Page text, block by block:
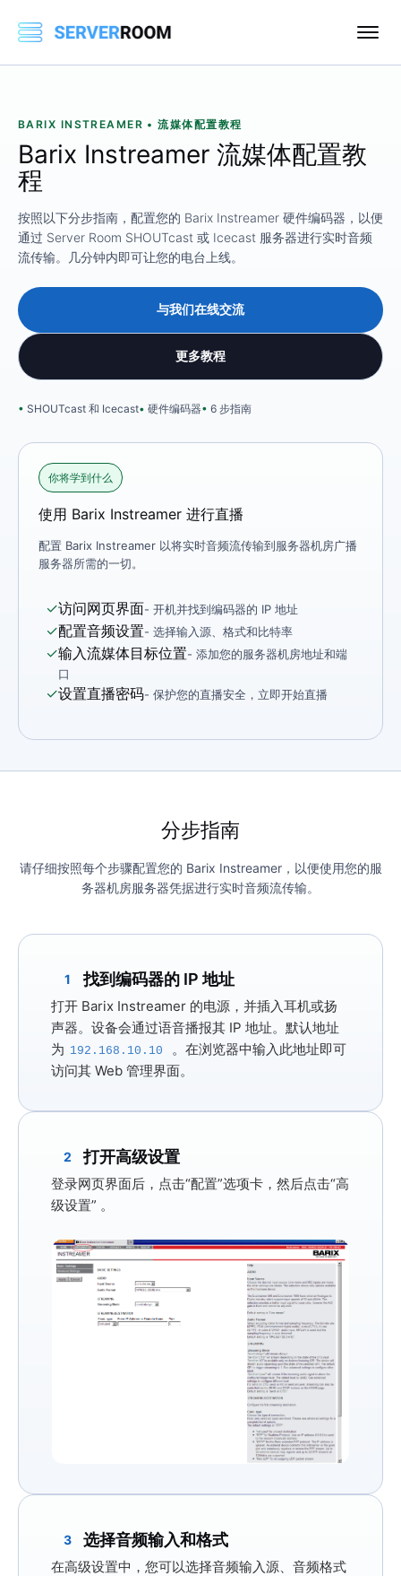
BARIX INSTREAMER • 流媒体配置教程
Barix Instreamer 流媒体配置教
程
按照以下分步指南，配置您的 Barix Instreamer 硬件编码器，以便
通过 Server Room SHOUTcast 或 Icecast 服务器进行实时音频
流传输。几分钟内即可让您的电台上线。
与我们在线交流
更多教程
SHOUTcast 和 Icecast 硬件编码器 6 步指南
你将学到什么
使用 Barix Instreamer 进行直播
配置 Barix Instreamer 以将实时音频流传输到服务器机房广播
服​​务器所需的一切。
✓访问网页界面- 开机并找到编码器的 IP 地址
✓配置音频设置- 选择输入源、格式和比特率
✓输入流媒体目标位置- 添加您的服务器机房地址和端
口
✓设置直播密码- 保护您的直播安全，立即开始直播
分步指南
请仔细按照每个步骤配置您的 Barix Instreamer，以便使用您的服
务器机房服务器凭据进行实时音频流传输。
1 找到编码器的 IP 地址
打开 Barix Instreamer 的电源，并插入耳机或扬
声器。设备会通过语音播报其 IP 地址。默认地址
为 192.168.10.10
。在浏览器中输入此地址即可
访问其 Web 管理界面。
2 打开高级设置
登录网页界面后，点击“配置”选项卡，然后点击“高
级设置” 。
3 选择音频输入和格式
在高级设置中，您可以选择音频输入源、音频格式